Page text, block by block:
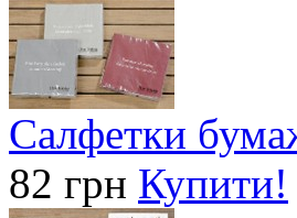
Салфетки
82 грн Купити!